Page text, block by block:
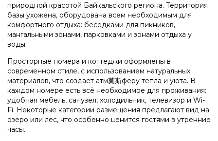
природной красотой Байкальского региона. Территория
базы ухожена, оборудована всем необходимым для
комфортного отдыха: беседками для пикников,
мангальными зонами, парковками и зонами отдыха у
воды.
Просторные номера и коттеджи оформлены в
современном стиле, с использованием натуральных
материалов, что создаёт атм莫斯феру тепла и уюта. В
каждом номере есть всё необходимое для проживания:
удобная мебель, санузел, холодильник, телевизор и Wi-
Fi. Некоторые категории размещения предлагают вид на
озеро или лес, что особенно ценится гостями в утренние
часы.